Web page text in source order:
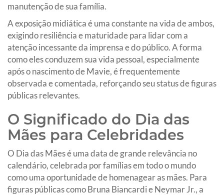
manutenção de sua família.
A exposição midiática é uma constante na vida de ambos,
exigindo resiliência e maturidade para lidar com a
atenção incessante da imprensa e do público. A forma
como eles conduzem sua vida pessoal, especialmente
após o nascimento de Mavie, é frequentemente
observada e comentada, reforçando seu status de figuras
públicas relevantes.
O Significado do Dia das
Mães para Celebridades
O Dia das Mães é uma data de grande relevância no
calendário, celebrada por famílias em todo o mundo
como uma oportunidade de homenagear as mães. Para
figuras públicas como Bruna Biancardi e Neymar Jr., a